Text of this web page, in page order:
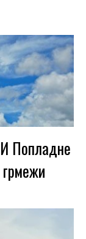
Попладне